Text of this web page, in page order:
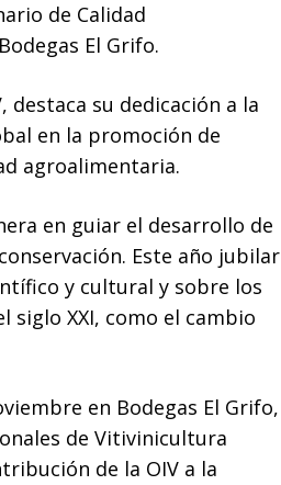
de Calidad
El Grifo.
destaca su dedicación a la
en la promoción de
agroalimentaria.
en guiar el desarrollo de
Este año jubilar
y cultural y sobre los
siglo XXI, como el cambio
en Bodegas El Grifo,
de Vitivinicultura
de la OIV a la